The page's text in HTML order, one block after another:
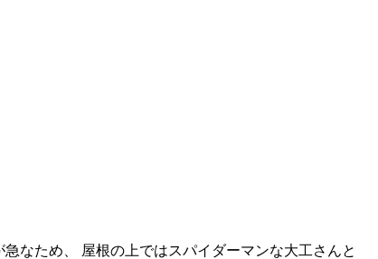
なため、 屋根の上ではスパイダーマンな大工さんと